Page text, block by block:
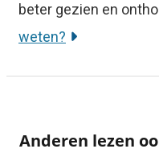
beter gezien en
weten?
Anderen lezen